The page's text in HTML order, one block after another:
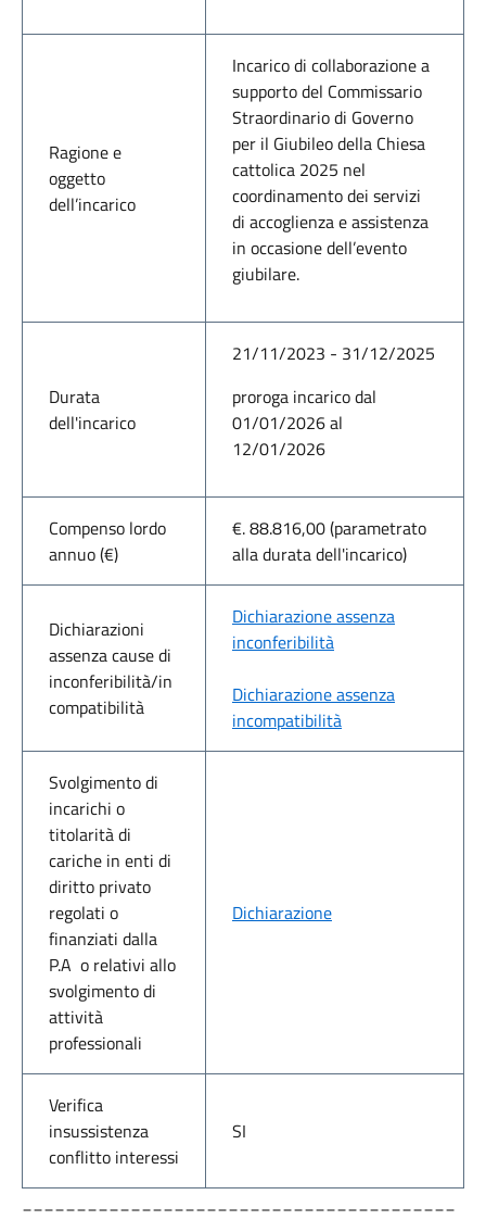
Ragione e
oggetto
dell’incarico
Incarico di collaborazione a
supporto del Commissario
Straordinario di Governo
per il Giubileo della Chiesa
cattolica 2025 nel
coordinamento dei servizi
di accoglienza e assistenza
in occasione dell’evento
giubilare.
Durata
dell'incarico
21/11/2023 - 31/12/2025
proroga incarico dal
01/01/2026 al
12/01/2026
Compenso lordo
annuo (€)
€. 88.816,00 (parametrato
alla durata dell'incarico)
Dichiarazioni
assenza cause di
inconferibilità/in
compatibilità
Dichiarazione assenza
inconferibilità
Dichiarazione assenza
incompatibilità
Svolgimento di
incarichi o
titolarità di
cariche in enti di
diritto privato
regolati o
finanziati dalla
P.A o relativi allo
svolgimento di
attività
professionali
Dichiarazione
Verifica
insussistenza
conflitto interessi
SI